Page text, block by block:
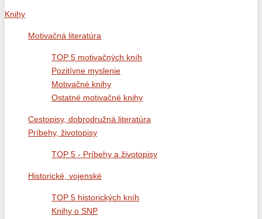
Knihy
Motivačná literatúra
TOP 5 motivačných kníh
Pozitívne myslenie
Motivačné knihy
Ostatné motivačné knihy
Cestopisy, dobrodružná literatúra
Príbehy, životopisy
TOP 5 - Príbehy a životopisy
Historické, vojenské
TOP 5 historických kníh
Knihy o SNP